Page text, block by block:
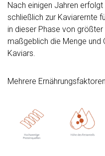
Nach einigen Jahren
schließlich zur Kaviarernte
in dieser Phase von
maßgeblich die Menge und
Kaviars.
Mehrere